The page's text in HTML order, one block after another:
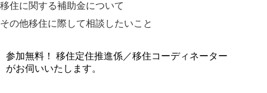
移住に関する補助金について
その他移住に際して相談したいこと
参加無料！ 移住定住推進係／移住コーディネーター
がお伺いいたします。